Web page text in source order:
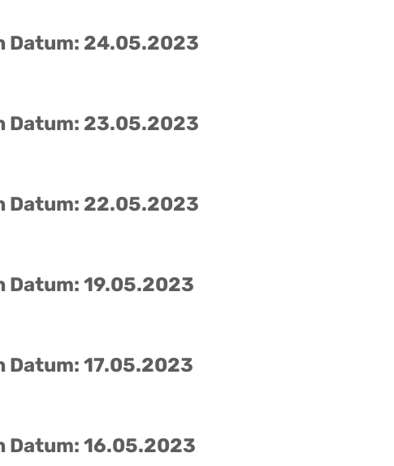
Datum: 24.05.2023
Datum: 23.05.2023
Datum: 22.05.2023
Datum: 19.05.2023
Datum: 17.05.2023
Datum: 16.05.2023